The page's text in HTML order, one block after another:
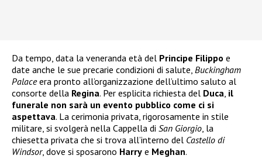
Da tempo, data la veneranda età del Principe Filippo e
date anche le sue precarie condizioni di salute, Buckingham
Palaceera pronto all’organizzazione dell’ultimo saluto al
consorte della Regina. Per esplicita richiesta del Duca, il
funerale non sarà un evento pubblico come ci si
aspettava. La cerimonia privata, rigorosamente in stile
militare, si svolgerà nella Cappella di San Giorgio, la
chiesetta privata che si trova all’interno del Castello di
Windsor, dove si sposarono Harry e Meghan.